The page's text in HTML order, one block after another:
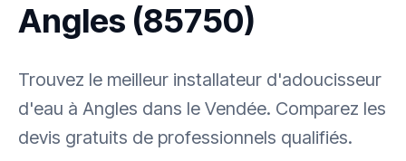
Angles (85750)
Trouvez le meilleur installateur d'adoucisseur
d'eau à Angles dans le Vendée. Comparez les
devis gratuits de professionnels qualifiés.